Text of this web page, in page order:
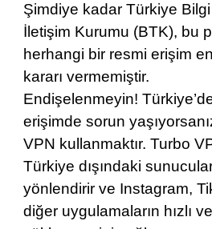
Şimdiye kadar Türkiye
İletişim Kurumu (BTK), bu
herhangi bir resmi erişim
kararı vermemiştir.
Endişelenmeyin!
erişimde sorun
VPN kullanmaktır. Turbo
Türkiye dışındaki
yönlendirir ve Instagram,
diğer uygulamaların hızlı